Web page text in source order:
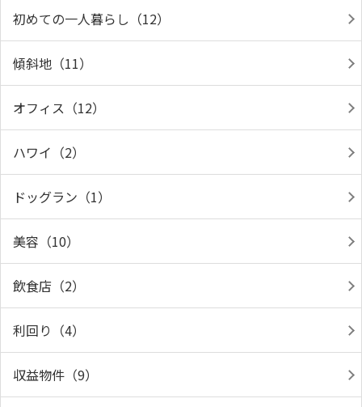
初めての一人暮らし（12）
傾斜地（11）
オフィス（12）
ハワイ（2）
ドッグラン（1）
美容（10）
飲食店（2）
利回り（4）
収益物件（9）